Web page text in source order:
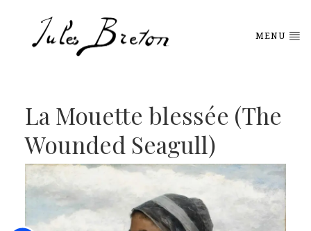
MENU
La Mouette blessée (The
Wounded Seagull)